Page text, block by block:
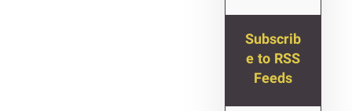
Subscrib
e to RSS
Feeds